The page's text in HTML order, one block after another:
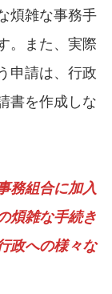
煩雑な事務手
。また、実際
申請は、行政
書を作成しな
務組合に加入
煩雑な手続き
政への様々な